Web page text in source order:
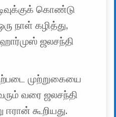
கொண்டு
நாள் கழித்து,
ஹார்முஸ் ஜலசந்தி
முற்றுகையை
வரை ஜலசந்தி
ஈரான் கூறியது.